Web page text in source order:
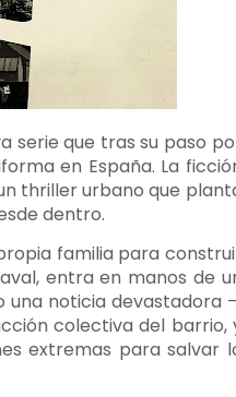
serie que tras su paso
en España. La
thriller urbano que
dentro.
familia para
entra en manos de
una noticia devastadora
colectiva del barrio,
extremas para salvar